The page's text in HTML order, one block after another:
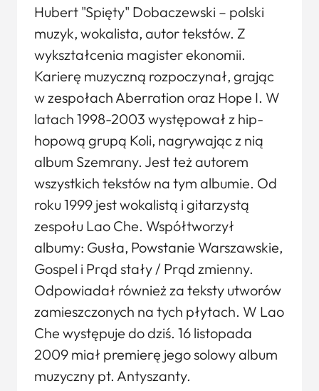
Hubert "Spięty" Dobaczewski – polski
muzyk, wokalista, autor tekstów. Z
wykształcenia magister ekonomii.
Karierę muzyczną rozpoczynał, grając
w zespołach Aberration oraz Hope I. W
latach 1998-2003 występował z hip-
hopową grupą Koli, nagrywając z nią
album Szemrany. Jest też autorem
wszystkich tekstów na tym albumie. Od
roku 1999 jest wokalistą i gitarzystą
zespołu Lao Che. Współtworzył
albumy: Gusła, Powstanie Warszawskie,
Gospel i Prąd stały / Prąd zmienny.
Odpowiadał również za teksty utworów
zamieszczonych na tych płytach. W Lao
Che występuje do dziś. 16 listopada
2009 miał premierę jego solowy album
muzyczny pt. Antyszanty.